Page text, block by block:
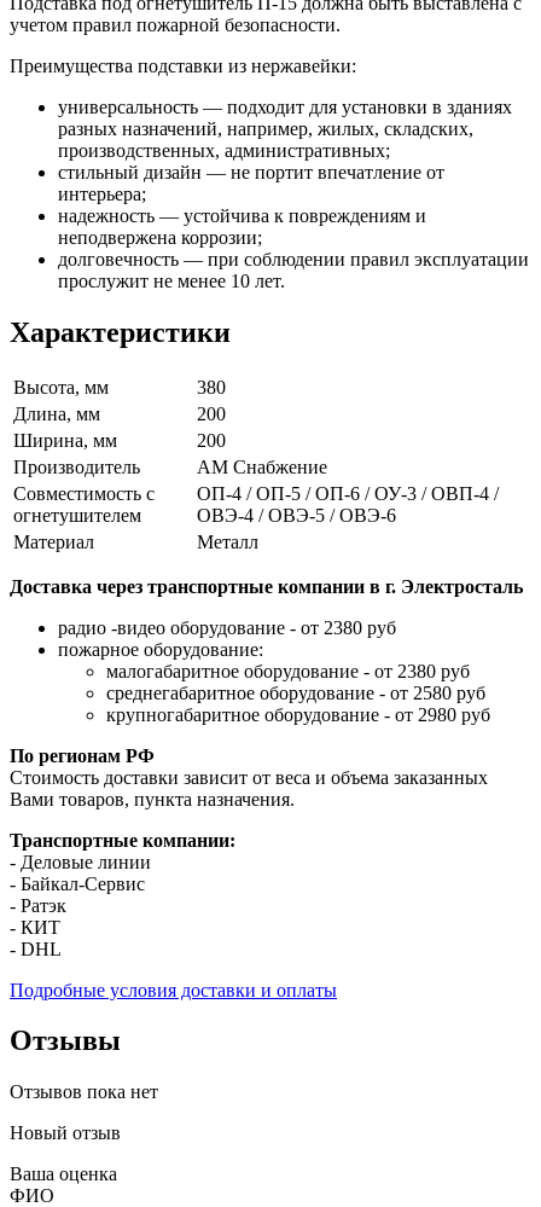
учетом правил пожарной безопасности.
Преимущества подставки из нержавейки:
универсальность — подходит для установки в зданиях
разных назначений, например, жилых, складских,
производственных, административных;
стильный дизайн — не портит впечатление от
интерьера;
надежность — устойчива к повреждениям и
неподвержена коррозии;
долговечность — при соблюдении правил эксплуатации
прослужит не менее 10 лет.
Характеристики
Высота, мм
380
Длина, мм
200
Ширина, мм
200
Производитель
АМ Снабжение
Совместимость с
огнетушителем
ОП-4 / ОП-5 / ОП-6 / ОУ-3 / ОВП-4 /
ОВЭ-4 / ОВЭ-5 / ОВЭ-6
Материал
Металл
Доставка через транспортные компании в г. Электросталь
радио -видео оборудование - от 2380 руб
пожарное оборудование:
малогабаритное оборудование - от 2380 руб
среднегабаритное оборудование - от 2580 руб
крупногабаритное оборудование - от 2980 руб
По регионам РФ
Стоимость доставки зависит от веса и объема заказанных
Вами товаров, пункта назначения.
Транспортные компании:
- Деловые линии
- Байкал-Сервис
- Ратэк
- КИТ
- DHL
Подробные условия доставки и оплаты
Отзывы
Отзывов пока нет
Новый отзыв
Ваша оценка
ФИО